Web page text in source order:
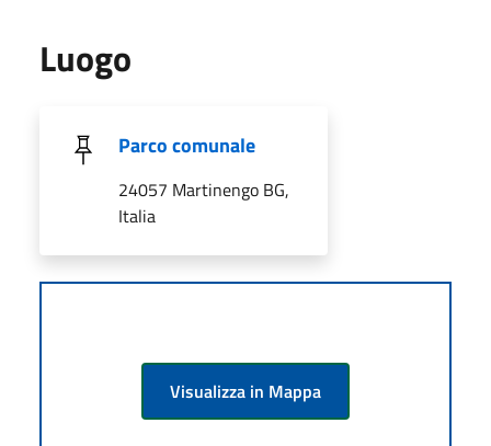
Luogo
Parco comunale
24057 Martinengo BG,
Italia
Visualizza in Mappa